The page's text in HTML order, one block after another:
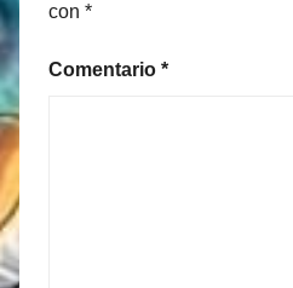
con *
Comentario *